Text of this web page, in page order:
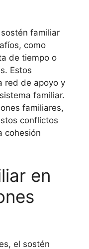
familiar
como
de tiempo o
Estos
red de apoyo y
familiar.
familiares,
conflictos
cohesión
en
el sostén